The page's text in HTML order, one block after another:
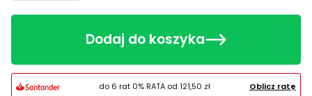
Dodaj do koszyka
do 6 rat 0% RATA od121,50 zł Oblicz ratę